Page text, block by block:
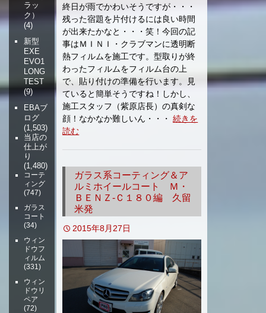
終日が雨でかわいそうですが・・・
残った宿題を片付けるには良い時間
が出来たかなと・・・笑！今回の記
事はＭＩＮＩ・クラブマンに透明断
熱フィルムを施工です。型取りが終
わったフィルムをフィルム台の上
で、貼り付けの準備を行います。見
ていると簡単そうですね！しかし、
施工スタッフ（紫原店長）の真剣な
顔！なかなか難しいん・・・続きを
読む
ガラス系コーティング＆ア
ルミホイールコート Ｍ・
ＢＥＮＺ-Ｃ１８０編 久留
米発
2015年8月27日
ラッ
ク）
(4)
新型
EXE
EVO1
LONG
TEST
(9)
EBAブ
ログ
(1,503)
当店の
仕上が
り
(1,480)
コーテ
ィング
(747)
ガラス
コート
(34)
ウィン
ドウフ
ィルム
(331)
ウィン
ドウリ
ペア
(72)